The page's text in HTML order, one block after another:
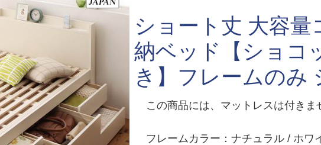
ショート丈 大容
納ベッド【ショコ
き】フレームのみ
この商品には、マットレスは付きま
フレームカラー：ナチュラル / ホワ